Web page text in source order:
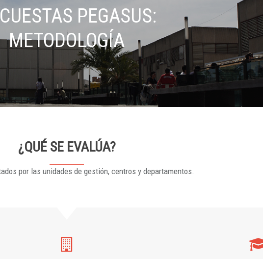
PEGASUS:
METODOLOGÍA
¿QUÉ SE EVALÚA?
por las unidades de gestión, centros y departamentos.